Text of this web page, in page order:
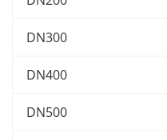
DN300
DN400
DN500